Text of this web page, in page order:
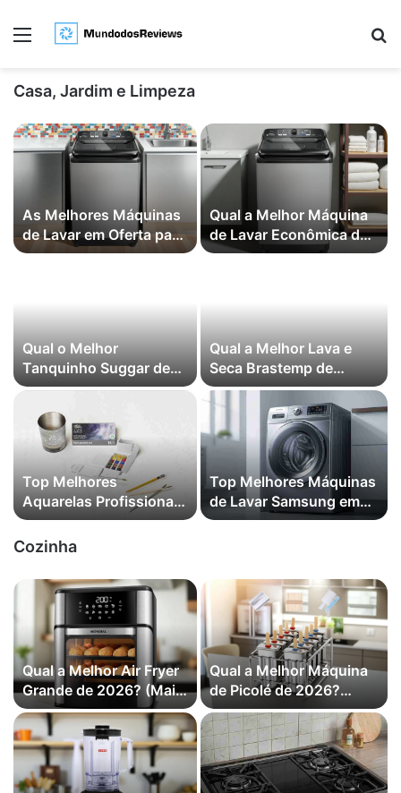
Menu
Casa, Jardim e Limpeza
As Melhores Máquinas
de Lavar em Oferta para
Comprar Este Ano
Qual a Melhor Máquina
de Lavar Econômica de
2026? (Mais Vendidas)
Qual o Melhor
Tanquinho Suggar de
2026? (Mais Vendidos)
Qual a Melhor Lava e
Seca Brastemp de
2026? (Mais Vendidas)
Top Melhores
Aquarelas Profissionais
em 2026
Top Melhores Máquinas
de Lavar Samsung em
2026
Cozinha
Qual a Melhor Air Fryer
Grande de 2026? (Mais
Vendidas) Modelos
com Mais de 7 Litros
que Valem a Pena
Qual a Melhor Máquina
de Picolé de 2026?
(Mais Vendidas)